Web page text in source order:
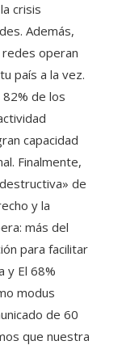
crisis
Además,
redes operan
país a la vez.
de los
capacidad
Finalmente,
de
y la
más del
para facilitar
y El 68%
modus
de 60
que nuestra